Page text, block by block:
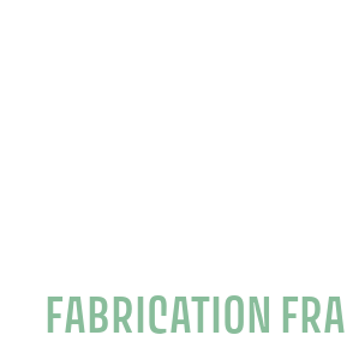
FABRICATION